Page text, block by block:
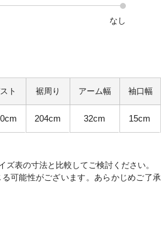
なし
ト 裾周り アーム幅 袖口幅
204cm 32cm 15cm
表の寸法と比較してご検討ください。
可能性がございます。あらかじめご了承